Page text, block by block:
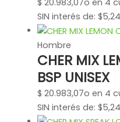
SIN interés de:
Hombre
CHER MIX
BSP UNISEX
$ 20.983,07o en 4
SIN interés de: